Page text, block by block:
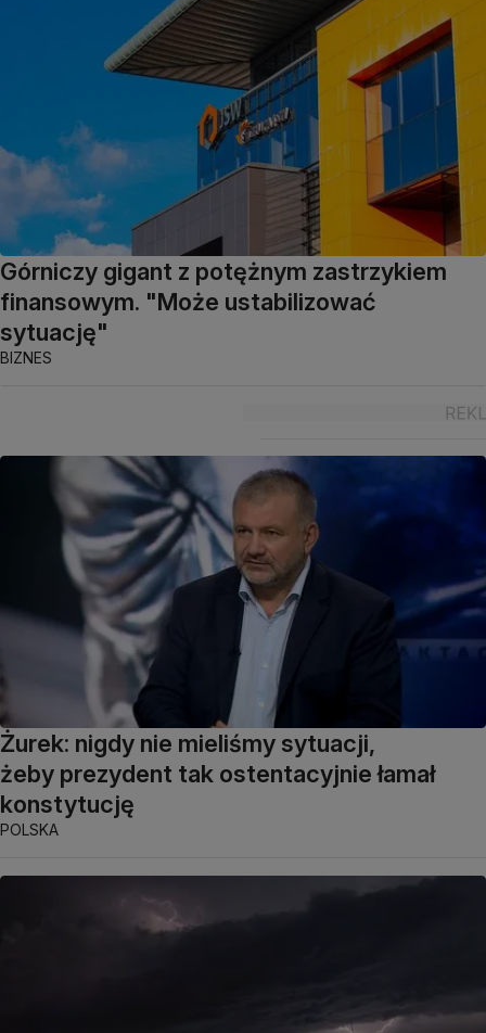
Górniczy gigant z potężnym zastrzykiem
finansowym. "Może ustabilizować
sytuację"
BIZNES
Żurek: nigdy nie mieliśmy sytuacji,
żeby prezydent tak ostentacyjnie łamał
konstytucję
POLSKA